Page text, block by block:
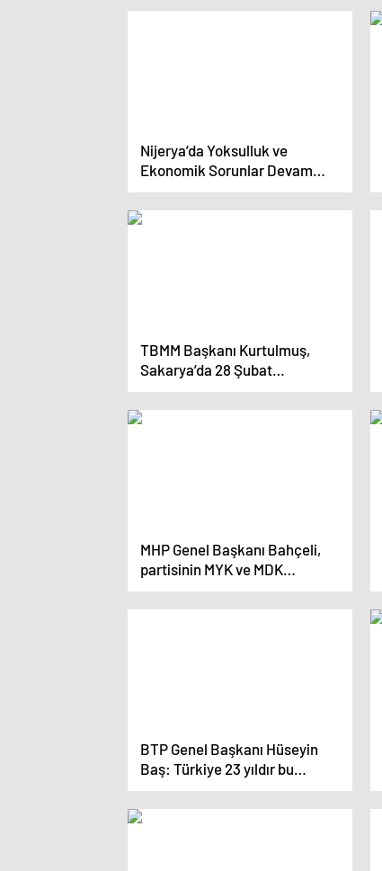
Nijerya’da Yoksulluk ve
Ekonomik Sorunlar Devam
Ediyor
TBMM Başkanı Kurtulmuş,
Sakarya’da 28 Şubat
programında konuştu
Açıklaması
MHP Genel Başkanı Bahçeli,
partisinin MYK ve MDK
toplantısının ardından
konuştu: (1)
BTP Genel Başkanı Hüseyin
Baş: Türkiye 23 yıldır bu
iktidarın yönetimi altında